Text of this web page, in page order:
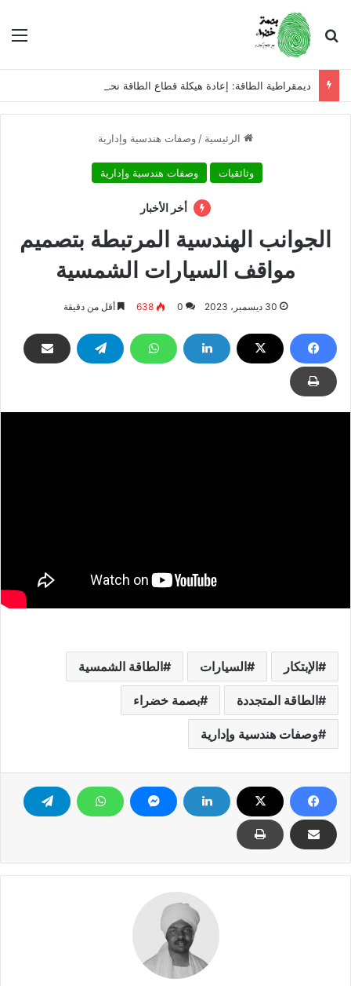
بحث عن
الرئيسية / وصفات هندسية وإدارية
وثائقيات وصفات هندسية وإدارية
أخر الأخبار
الجوانب الهندسية المرتبطة بتصميم
مواقف السيارات الشمسية
30 ديسمبر، 2023 0
638 أقل من دقيقة
الإبتكار السيارات الطاقة الشمسية
الطاقة المتجددة بصمة خضراء
وصفات هندسية وإدارية